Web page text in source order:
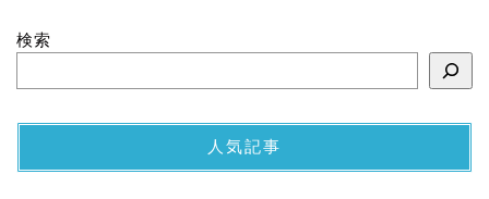
検索
人気記事